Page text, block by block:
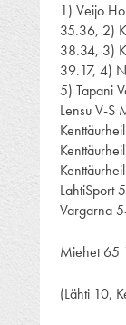
1) Veijo
35.36, 2)
38.34, 3)
39.17, 4)
5) Tapani
Lensu V-S
LahtiSport
Vargarna
Miehet 65
(Lähti 10,